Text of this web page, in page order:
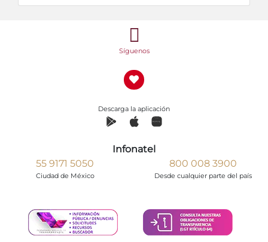
Síguenos
Descarga la aplicación
Infonatel
55 9171 5050
Ciudad de México
800 008 3900
Desde cualquier parte del país